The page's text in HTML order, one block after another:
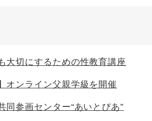
大切にするための性教育講座
オンライン父親学級を開催
同参画センター“あいとぴあ”